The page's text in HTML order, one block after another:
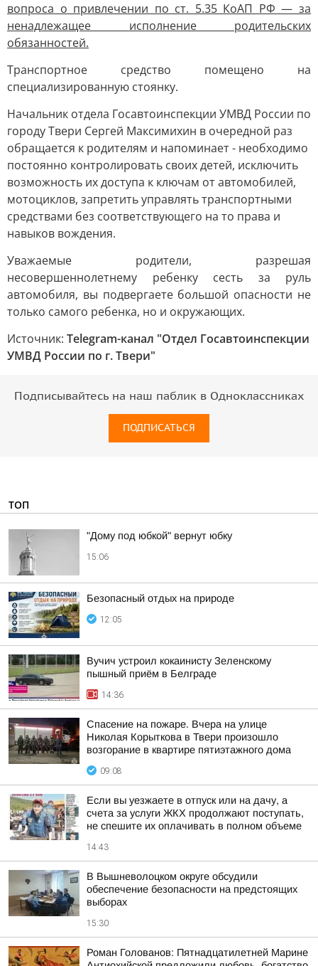
вопроса о привлечении по ст. 5.35 КоАП РФ — за
ненадлежащее исполнение родительских
обязанностей.
Транспортное средство помещено на
специализированную стоянку.
Начальник отдела Госавтоинспекции УМВД России по
городу Твери Сергей Максимихин в очередной раз
обращается к родителям и напоминает - необходимо
постоянно контролировать своих детей, исключить
возможность их доступа к ключам от автомобилей,
мотоциклов, запретить управлять транспортными
средствами без соответствующего на то права и
навыков вождения.
Уважаемые родители, разрешая
несовершеннолетнему ребенку сесть за руль
автомобиля, вы подвергаете большой опасности не
только самого ребенка, но и окружающих.
Источник: Telegram-канал "Отдел Госавтоинспекции
УМВД России по г. Твери"
Подписывайтесь на наш паблик в Одноклассниках
ПОДПИСАТЬСЯ
ТОП
"Дому под юбкой" вернут юбку
15:06
Безопасный отдых на природе
12:05
Вучич устроил кокаинисту Зеленскому
пышный приём в Белграде
14:36
Спасение на пожаре. Вчера на улице
Николая Корыткова в Твери произошло
возгорание в квартире пятиэтажного дома
09:08
Если вы уезжаете в отпуск или на дачу, а
счета за услуги ЖКХ продолжают поступать,
не спешите их оплачивать в полном объеме
14:43
В Вышневолоцком округе обсудили
обеспечение безопасности на предстоящих
выборах
15:30
Роман Голованов: Пятнадцатилетней Марине